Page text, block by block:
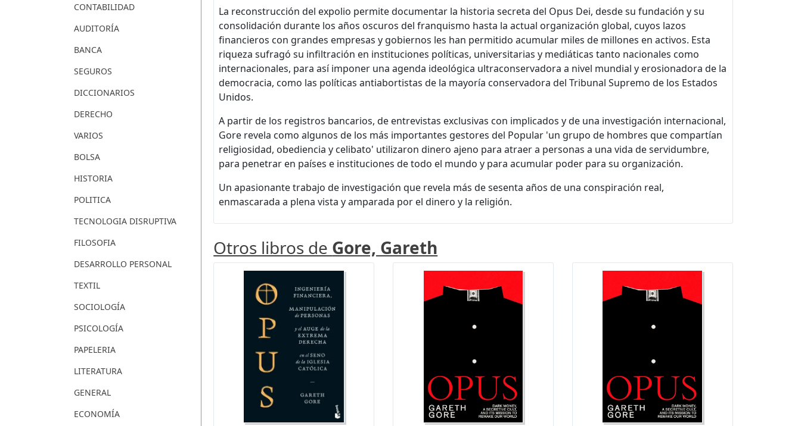
CONTABILIDAD
AUDITORÍA
BANCA
SEGUROS
DICCIONARIOS
DERECHO
VARIOS
BOLSA
HISTORIA
POLITICA
TECNOLOGIA DISRUPTIVA
FILOSOFIA
DESARROLLO PERSONAL
TEXTIL
SOCIOLOGÍA
PSICOLOGÍA
PAPELERIA
LITERATURA
GENERAL
ECONOMÍA
La reconstrucción del expolio permite documentar la historia secreta del Opus Dei, desde su fundación y su
consolidación durante los años oscuros del franquismo hasta la actual organización global, cuyos lazos
financieros con grandes empresas y gobiernos les han permitido acumular miles de millones en activos. Esta
riqueza sufragó su infiltración en instituciones políticas, universitarias y mediáticas tanto nacionales como
internacionales, para así imponer una agenda ideológica ultraconservadora a nivel mundial y erosionadora de la
democracia, como las políticas antiabortistas de la mayoría conservadora del Tribunal Supremo de los Estados
Unidos.
A partir de los registros bancarios, de entrevistas exclusivas con implicados y de una investigación internacional,
Gore revela como algunos de los más importantes gestores del Popular 'un grupo de hombres que compartían
religiosidad, obediencia y celibato' utilizaron dinero ajeno para atraer a personas a una vida de servidumbre,
para penetrar en países e instituciones de todo el mundo y para acumular poder para su organización.
Un apasionante trabajo de investigación que revela más de sesenta años de una conspiración real,
enmascarada a plena vista y amparada por el dinero y la religión.
Otros libros de Gore, Gareth